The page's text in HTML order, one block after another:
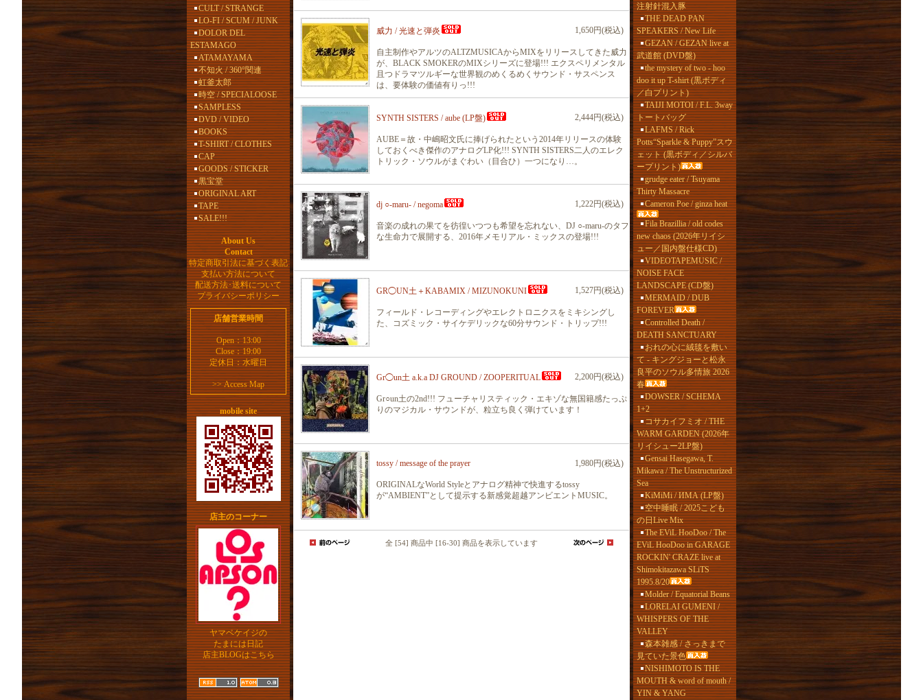
CULT / STRANGE
LO-FI / SCUM / JUNK
DOLOR DEL
ESTAMAGO
ATAMAYAMA
不知火 / 360°関連
虹釜太郎
時空 / SPECIALOOSE
SAMPLESS
DVD / VIDEO
BOOKS
T-SHIRT / CLOTHES
CAP
GOODS / STICKER
黒宝堂
ORIGINAL ART
TAPE
SALE!!!
About Us
Contact
特定商取引法に基づく表記
支払い方法について
配送方法･送料について
プライバシーポリシー
店舗営業時間
Open：13:00
Close：19:00
定休日：水曜日
>>Access Map
mobile site
店主のコーナー
ヤマベケイジの
たまには日記
店主BLOGはこちら
威力 / 光速と弾炎 1,650円(税込)
自主制作やアルツのALTZMUSICAからMIXをリリースしてきた威力
が、BLACK SMOKERのMIXシリーズに登場!!! エクスペリメンタル
且つドラマツルギーな世界観のめくるめくサウンド・サスペンス
は、要体験の価値有りっ!!!
SYNTH SISTERS / aube (LP盤) 2,444円(税込)
AUBE＝故・中嶋昭文氏に捧げられたという2014年リリースの体験
しておくべき傑作のアナログLP化!!! SYNTH SISTERS二人のエレク
トリック・ソウルがまぐわい（目合ひ）一つになり…。
dj ○-maru- / negoma 1,222円(税込)
音楽の成れの果てを彷徨いつつも希望を忘れない、DJ ○-maru-のタフ
な生命力で展開する、2016年メモリアル・ミックスの登場!!!
GR◯UN土＋KABAMIX / MIZUNOKUNI 1,527円(税込)
フィールド・レコーディングやエレクトロニクスをミキシングし
た、コズミック・サイケデリックな60分サウンド・トリップ!!!
Gr◯un土 a.k.a DJ GROUND / ZOOPERITUAL 2,200円(税込)
Gr○un土の2nd!!! フューチャリスティック・エキゾな無国籍感たっぷ
りのマジカル・サウンドが、粒立ち良く弾けています！
tossy / message of the prayer 1,980円(税込)
ORIGINALなWorld Styleとアナログ精神で快進するtossy
が“AMBIENT”として提示する新感覚超越アンビエントMUSIC。
全 [54] 商品中 [16-30] 商品を表示しています
注射針混入豚
THE DEAD PAN
SPEAKERS / New Life
GEZAN / GEZAN live at
武道館 (DVD盤)
the mystery of two - hoo
doo it up T-shirt (黒ボディ
／白プリント)
TAIJI MOTOI / F.L. 3way
トートバッグ
LAFMS / Rick
Potts“Sparkle & Puppy”スウ
ェット (黒ボディ／シルバ
ープリント)
grudge eater / Tsuyama
Thirty Massacre
Cameron Poe / ginza heat
Fila Brazillia / old codes
new chaos (2026年リイシ
ュー／国内盤仕様CD)
VIDEOTAPEMUSIC /
NOISE FACE
LANDSCAPE (CD盤)
MERMAID / DUB
FOREVER
Controlled Death /
DEATH SANCTUARY
おれの心に絨毯を敷い
て - キングジョーと松永
良平のソウル多情旅 2026
春
DOWSER / SCHEMA
1+2
コサカイフミオ / THE
WARM GARDEN (2026年
リイシュー2LP盤)
Gensai Hasegawa, T.
Mikawa / The Unstructurized
Sea
KiMiMi / ИМА (LP盤)
空中睡眠 / 2025こども
の日Live Mix
The EViL HooDoo / The
EViL HooDoo in GARAGE
ROCKIN' CRAZE live at
Shimokitazawa SLiTS
1995.8/20
Molder / Equatorial Beans
LORELAI GUMENI /
WHISPERS OF THE
VALLEY
森本雑感 / さっきまで
見ていた景色
NISHIMOTO IS THE
MOUTH & word of mouth /
YIN & YANG